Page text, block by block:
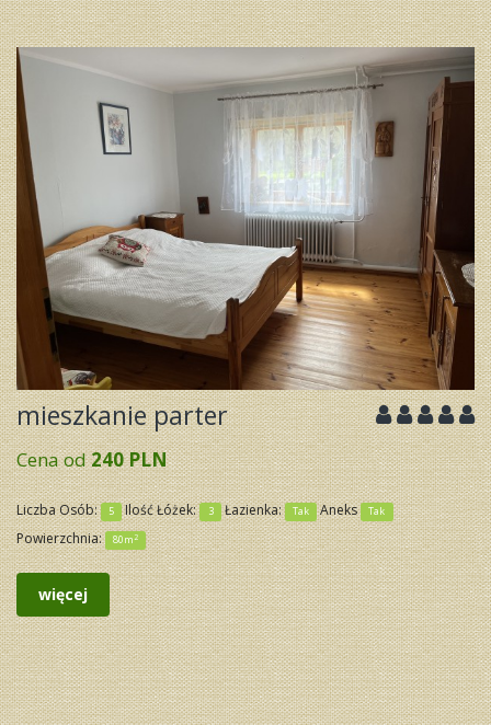
mieszkanie parter
Cena od240 PLN
Liczba Osób: 5 Ilość Łóżek: 3 Łazienka: Tak Aneks Tak
Powierzchnia: 80m2
więcej